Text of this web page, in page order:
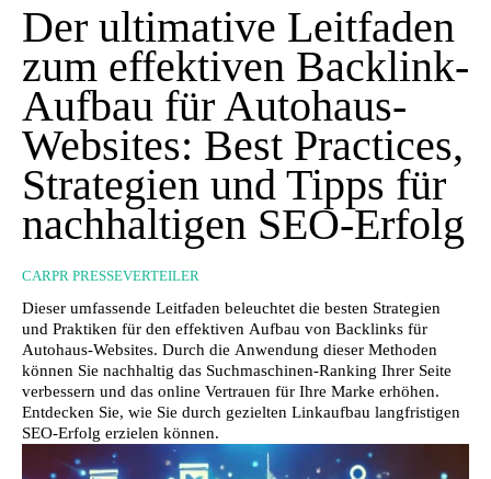
Der ultimative Leitfaden
zum effektiven Backlink-
Aufbau für Autohaus-
Websites: Best Practices,
Strategien und Tipps für
nachhaltigen SEO-Erfolg
CARPR PRESSEVERTEILER
Dieser umfassende Leitfaden beleuchtet die besten Strategien
und Praktiken für den effektiven Aufbau von Backlinks für
Autohaus-Websites. Durch die Anwendung dieser Methoden
können Sie nachhaltig das Suchmaschinen-Ranking Ihrer Seite
verbessern und das online Vertrauen für Ihre Marke erhöhen.
Entdecken Sie, wie Sie durch gezielten Linkaufbau langfristigen
SEO-Erfolg erzielen können.